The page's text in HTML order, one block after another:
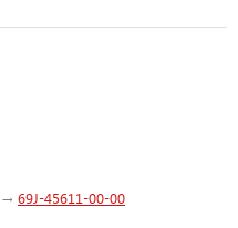
→ 69J-45611-00-00